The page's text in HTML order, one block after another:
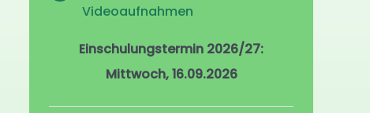
Videoaufnahmen
Einschulungstermin 2026/27:
Mittwoch, 16.09.2026